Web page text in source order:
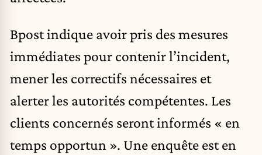
Bpost indique avoir pris des mesures
immédiates pour contenir l’incident,
mener les correctifs nécessaires et
alerter les autorités compétentes. Les
clients concernés seront informés « en
temps opportun ». Une enquête est en